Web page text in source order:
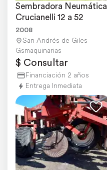
Sembradora Neumática
Crucianelli 12 a 52
2008
San Andrés de Giles
Gsmaquinarias
$ Consultar
Financiación 2 años
Entrega Inmediata